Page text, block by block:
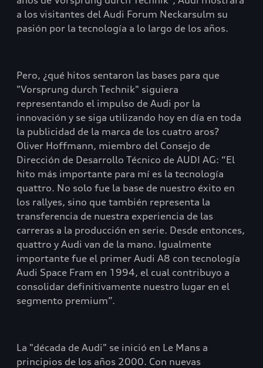
a los visitantes del Audi Forum Neckarsulm su
pasión por la tecnología a lo largo de los años.
Pero, ¿qué hitos sentaron las bases para que
"Vorsprung durch Technik" siguiera
representando el impulso de Audi por la
innovación y se siga utilizando hoy en día en toda
la publicidad de la marca de los cuatro aros?
Oliver Hoffmann, miembro del Consejo de
Dirección de Desarrollo Técnico de AUDI AG: “El
hito más importante para mí es la tecnología
quattro. No solo fue la base de nuestro éxito en
los rallyes, sino que también representa la
transferencia de nuestra experiencia de las
carreras a la producción en serie. Desde entonces,
quattro y Audi van de la mano. Igualmente
importante fue el primer Audi A8 con tecnología
Audi Space Fram en 1994, el cual contribuyo a
consolidar definitivamente nuestro lugar en el
segmento premium”.
La "década de Audi" se inició en Le Mans a
principios de los años 2000. Con nuevas